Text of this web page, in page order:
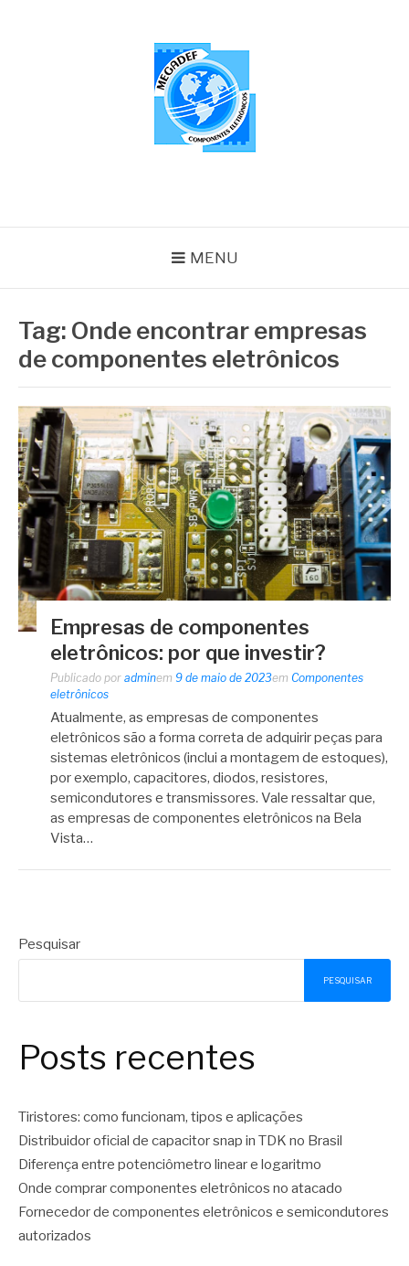
MENU
Tag: Onde encontrar empresas
de componentes eletrônicos
Empresas de componentes
eletrônicos: por que investir?
Publicado por adminem 9 de maio de 2023em Componentes
eletrônicos
Atualmente, as empresas de componentes
eletrônicos são a forma correta de adquirir peças para
sistemas eletrônicos (inclui a montagem de estoques),
por exemplo, capacitores, diodos, resistores,
semicondutores e transmissores. Vale ressaltar que,
as empresas de componentes eletrônicos na Bela
Vista…
Pesquisar
PESQUISAR
Posts recentes
Tiristores: como funcionam, tipos e aplicações
Distribuidor oficial de capacitor snap in TDK no Brasil
Diferença entre potenciômetro linear e logaritmo
Onde comprar componentes eletrônicos no atacado
Fornecedor de componentes eletrônicos e semicondutores
autorizados